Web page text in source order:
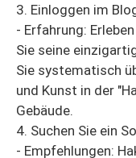
3. Einloggen im
- Erfahrung:
Sie seine
Sie systematisch
und Kunst in der
Gebäude.
4. Suchen Sie ein
- Empfehlungen: